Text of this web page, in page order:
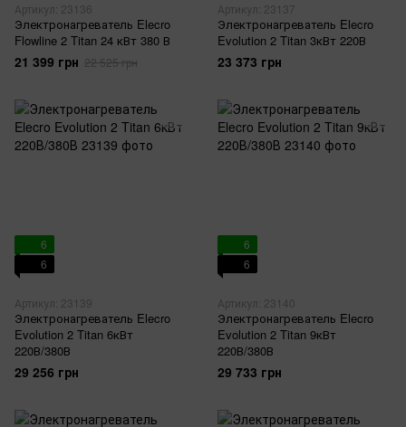
Артикул: 23136
Электронагреватель Elecro
Flowline 2 Titan 24 кВт 380 В
21 399 грн 22 525 грн
Артикул: 23137
Электронагреватель Elecro
Evolution 2 Titan 3кВт 220В
23 373 грн
6
6
Артикул: 23139
Электронагреватель Elecro
Evolution 2 Titan 6кВт
220В/380В
29 256 грн
6
6
Артикул: 23140
Электронагреватель Elecro
Evolution 2 Titan 9кВт
220В/380В
29 733 грн